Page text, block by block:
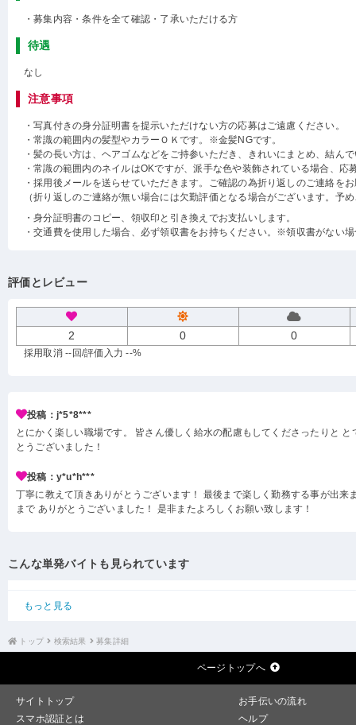
・募集内容・条件を全て確認・了承いただける方
待遇
なし
注意事項
・写真付きの身分証明書を提示いただけない方の応募はご遠慮ください。
・常識の範囲内の髪型やカラーＯＫです。※金髪NGです。
・髪の長い方は、ヘアゴムなどをご持参いただき、きれいにまとめ、結ん
・常識の範囲内のネイルはOKですが、派手な色や装飾されている場合、応
・採用後メールを送らせていただきます。ご確認の為折り返しのご連絡を
（折り返しのご連絡が無い場合には欠勤評価となる場合がございます。予
・身分証明書のコピー、領収印と引き換えでお支払いします。
・交通費を使用した場合、必ず領収書をお持ちください。※領収書がない
評価とレビュー
2 0 0
採用取消 --回/評価入力 --%
投稿：j*5*8***
とにかく楽しい職場です。 皆さん優しく給水の配慮もしてくださったりと と
とうございました！
投稿：y*u*h***
丁寧に教えて頂きありがとうございます！ 最後まで楽しく勤務する事が出来
まで ありがとうございました！ 是非またよろしくお願い致します！
こんな単発バイトも見られています
もっと見る
トップ 検索結果 募集詳細
ページトップへ
サイトトップ
お手伝いの流れ
スマホ認証とは
ヘルプ